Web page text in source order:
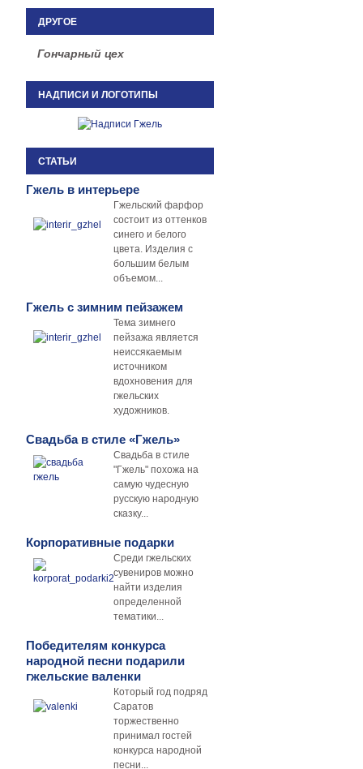
ДРУГОЕ
Гончарный цех
НАДПИСИ И ЛОГОТИПЫ
СТАТЬИ
Гжель в интерьере
Гжельский фарфор
состоит из оттенков
синего и белого
цвета. Изделия с
большим белым
объемом...
Гжель с зимним пейзажем
Тема зимнего
пейзажа является
неиссякаемым
источником
вдохновения для
гжельских
художников.
Свадьба в стиле «Гжель»
Свадьба в стиле
"Гжель" похожа на
самую чудесную
русскую народную
сказку...
Корпоративные подарки
Среди гжельских
сувениров можно
найти изделия
определенной
тематики...
Победителям конкурса
народной песни подарили
гжельские валенки
Который год подряд
Саратов
торжественно
принимал гостей
конкурса народной
песни...